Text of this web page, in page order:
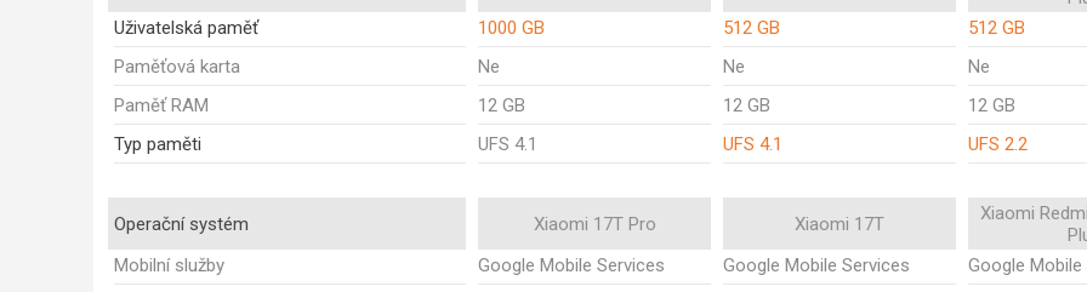
Uživatelská paměť
1000 GB 512 GB
512 GB
Paměťová karta
Ne Ne
Ne
Paměť RAM
12 GB 12 GB
12 GB
Typ paměti
UFS 4.1 UFS 4.1 UFS 2.2
Operační systém Xiaomi 17T Pro Xiaomi 17T
Xiaomi
Mobilní služby
Google Mobile Services Google Mobile Services
Google Mobile